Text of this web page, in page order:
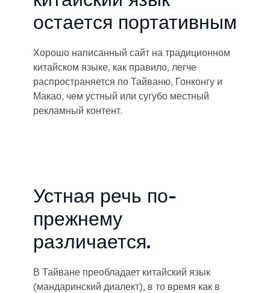
остается портативным
Хорошо написанный сайт на традиционном
китайском языке, как правило, легче
распространяется по Тайваню, Гонконгу и
Макао, чем устный или сугубо местный
рекламный контент.
Устная речь по-
прежнему
различается.
В Тайване преобладает китайский язык
(мандаринский диалект), в то время как в